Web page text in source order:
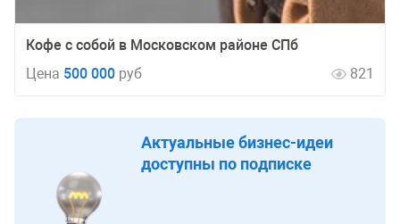
Кофе с собой в Московском районе СПб
Цена 500 000 руб 821
Актуальные бизнес-идеи
доступны по подписке